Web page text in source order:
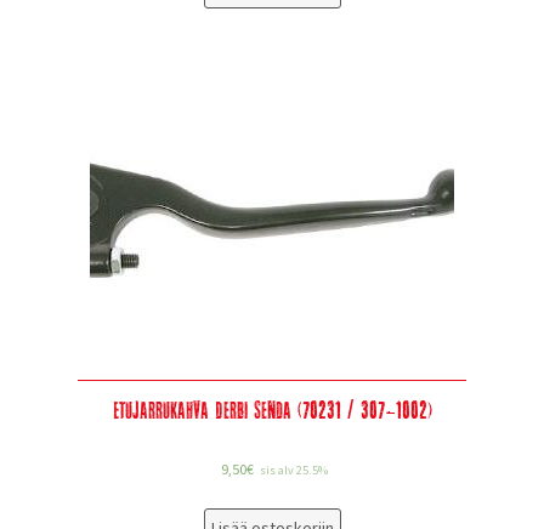
Etujarrukahva Derbi Senda (70231 / 307-1002)
9,50€ sis alv 25.5%